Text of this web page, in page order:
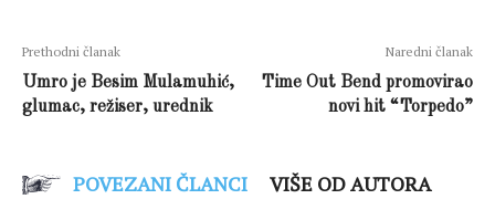
Prethodni članak
Umro je Besim Mulamuhić,
glumac, režiser, urednik
Naredni članak
Time Out Bend promovirao
novi hit “Torpedo”
POVEZANI ČLANCI VIŠE OD AUTORA